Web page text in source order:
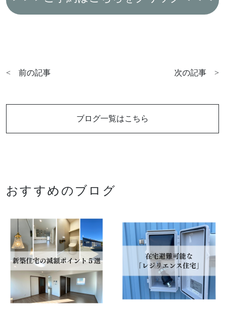
< 前の記事
ブログ一覧はこちら
次の記事 >
おすすめのブログ